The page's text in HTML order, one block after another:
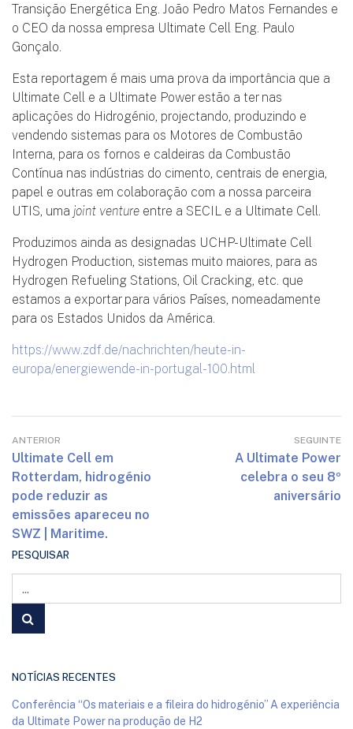
Transição Energética Eng. João Pedro Matos Fernandes e
o CEO da nossa empresa Ultimate Cell Eng. Paulo
Gonçalo.
Esta reportagem é mais uma prova da importância que a
Ultimate Cell e a Ultimate Power estão a ter nas
aplicações do Hidrogénio, projectando, produzindo e
vendendo sistemas para os Motores de Combustão
Interna, para os fornos e caldeiras da Combustão
Contínua nas indústrias do cimento, centrais de energia,
papel e outras em colaboração com a nossa parceira
UTIS, uma joint venture entre a SECIL e a Ultimate Cell.
Produzimos ainda as designadas UCHP-Ultimate Cell
Hydrogen Production, sistemas muito maiores, para as
Hydrogen Refueling Stations, Oil Cracking, etc. que
estamos a exportar para vários Países, nomeadamente
para os Estados Unidos da América.
https://www.zdf.de/nachrichten/heute-in-
europa/energiewende-in-portugal-100.html
ANTERIOR
Ultimate Cell em
Rotterdam, hidrogénio
pode reduzir as
emissões apareceu no
SWZ | Maritime.
SEGUINTE
A Ultimate Power
celebra o seu 8º
aniversário
PESQUISAR
NOTÍCIAS RECENTES
Conferência “Os materiais e a fileira do hidrogénio” A experiência
da Ultimate Power na produção de H2